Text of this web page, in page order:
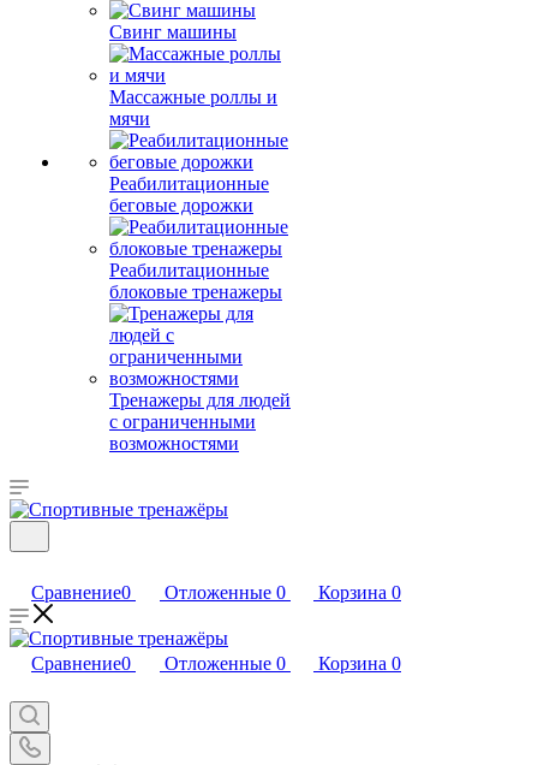
Свинг машины
Массажные роллы и
мячи
Реабилитационные
беговые дорожки
Реабилитационные
блоковые тренажеры
Тренажеры для людей
с ограниченными
возможностями
Сравнение0 Отложенные 0 Корзина 0
Сравнение0 Отложенные 0 Корзина 0